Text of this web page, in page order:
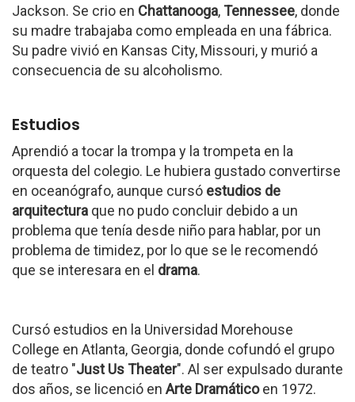
Jackson. Se crio en Chattanooga, Tennessee, donde
su madre trabajaba como empleada en una fábrica.
Su padre vivió en Kansas City, Missouri, y murió a
consecuencia de su alcoholismo.
Estudios
Aprendió a tocar la trompa y la trompeta en la
orquesta del colegio. Le hubiera gustado convertirse
en oceanógrafo, aunque cursó estudios de
arquitectura que no pudo concluir debido a un
problema que tenía desde niño para hablar, por un
problema de timidez, por lo que se le recomendó
que se interesara en el drama.
Cursó estudios en la Universidad Morehouse
College en Atlanta, Georgia, donde cofundó el grupo
de teatro "Just Us Theater". Al ser expulsado durante
dos años, se licenció en Arte Dramáticoen 1972.